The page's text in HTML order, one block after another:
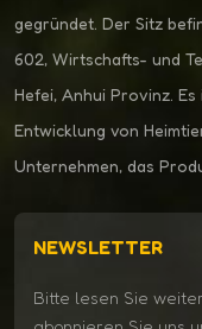
gegründet. Der Sitz
602, Wirtschafts- und
Hefei, Anhui Provinz.
Entwicklung von
Unternehmen, das
NEWSLETTER
Bitte lesen Sie